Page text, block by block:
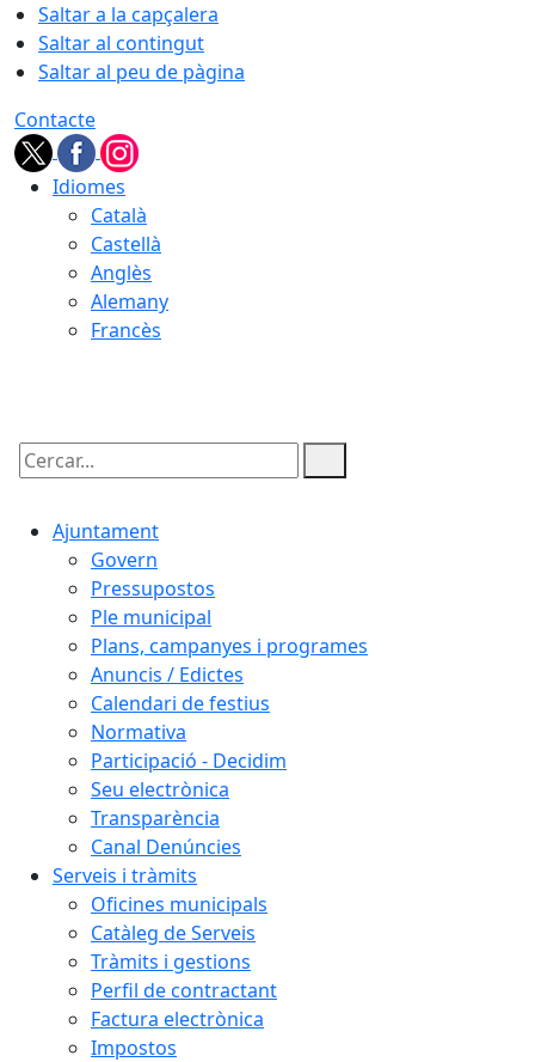
Saltar a la capçalera
Saltar al contingut
Saltar al peu de pàgina
Contacte
Idiomes
Català
Castellà
Anglès
Alemany
Francès
Cercar:
Ajuntament
Govern
Pressupostos
Ple municipal
Plans, campanyes i programes
Anuncis / Edictes
Calendari de festius
Normativa
Participació - Decidim
Seu electrònica
Transparència
Canal Denúncies
Serveis i tràmits
Oficines municipals
Catàleg de Serveis
Tràmits i gestions
Perfil de contractant
Factura electrònica
Impostos